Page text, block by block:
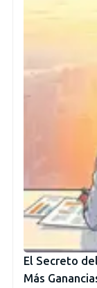
El Secreto
Más